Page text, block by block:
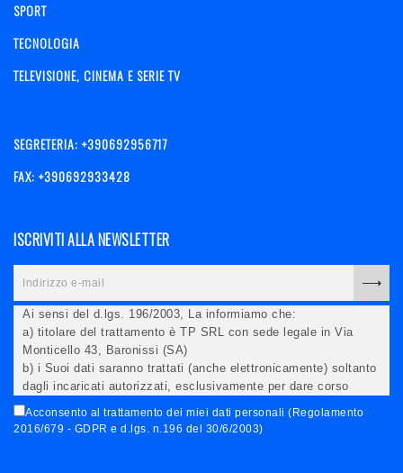
SPORT
TECNOLOGIA
TELEVISIONE, CINEMA E SERIE TV
SEGRETERIA: +390692956717
FAX: +390692933428
ISCRIVITI ALLA NEWSLETTER
Ai sensi del d.lgs. 196/2003, La informiamo che:
a) titolare del trattamento è TP SRL con sede legale in Via
Monticello 43, Baronissi (SA)
b) i Suoi dati saranno trattati (anche elettronicamente) soltanto
dagli incaricati autorizzati, esclusivamente per dare corso
all'invio della newsletter e per l'invio (anche via email) di
informazioni relative alle iniziative del Titolare;
Acconsento al trattamento dei miei dati personali (Regolamento
2016/679 - GDPR e d.lgs. n.196 del 30/6/2003)